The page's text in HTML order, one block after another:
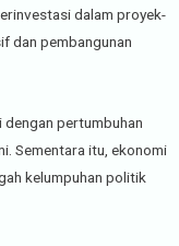
dalam proyek-
dan pembangunan
dengan pertumbuhan
Sementara itu, ekonomi
kelumpuhan politik